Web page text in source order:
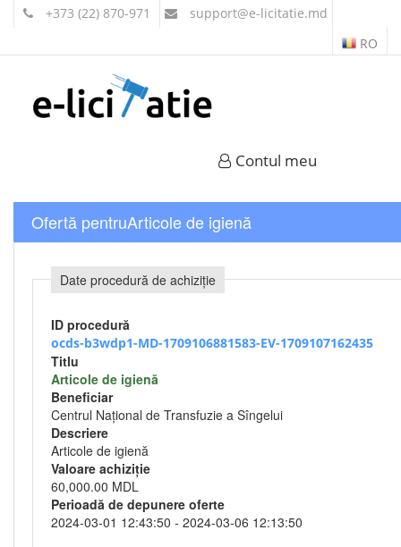
+373 (22) 870-971 support@e-licitatie.md
RO
Contul meu
Ofertă pentruArticole de igienă
Date procedură de achiziție
ID procedură
ocds-b3wdp1-MD-1709106881583-EV-1709107162435
Titlu
Articole de igienă
Beneficiar
Centrul Național de Transfuzie a Sîngelui
Descriere
Articole de igienă
Valoare achiziție
60,000.00 MDL
Perioadă de depunere oferte
2024-03-01 12:43:50 - 2024-03-06 12:13:50